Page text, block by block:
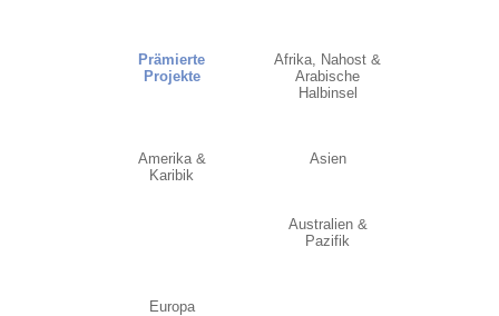
Prämierte
Projekte
Afrika, Nahost &
Arabische
Halbinsel
Amerika &
Karibik
Asien
Australien &
Pazifik
Europa